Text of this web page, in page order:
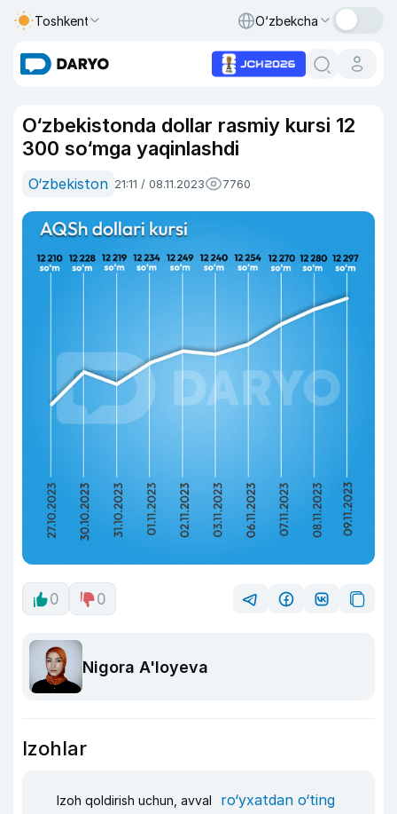
Toshkent O‘zbekcha
O‘zbekistonda dollar rasmiy kursi 12
300 so‘mga yaqinlashdi
O‘zbekiston 21:11 / 08.11.2023 7760
0 0
Nigora A'loyeva
Izohlar
Izoh qoldirish uchun, avval ro‘yxatdan o‘ting